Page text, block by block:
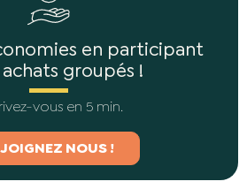
en participant
achats groupés !
vous en 5 min.
NOUS !